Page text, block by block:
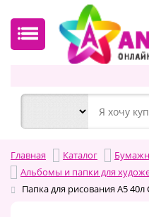
Главная Каталог
Альбомы и папки для
Папка для рисования А5 40л